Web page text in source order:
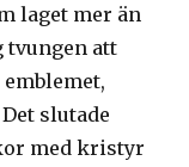
laget mer än
tvungen att
slutade
med kristyr